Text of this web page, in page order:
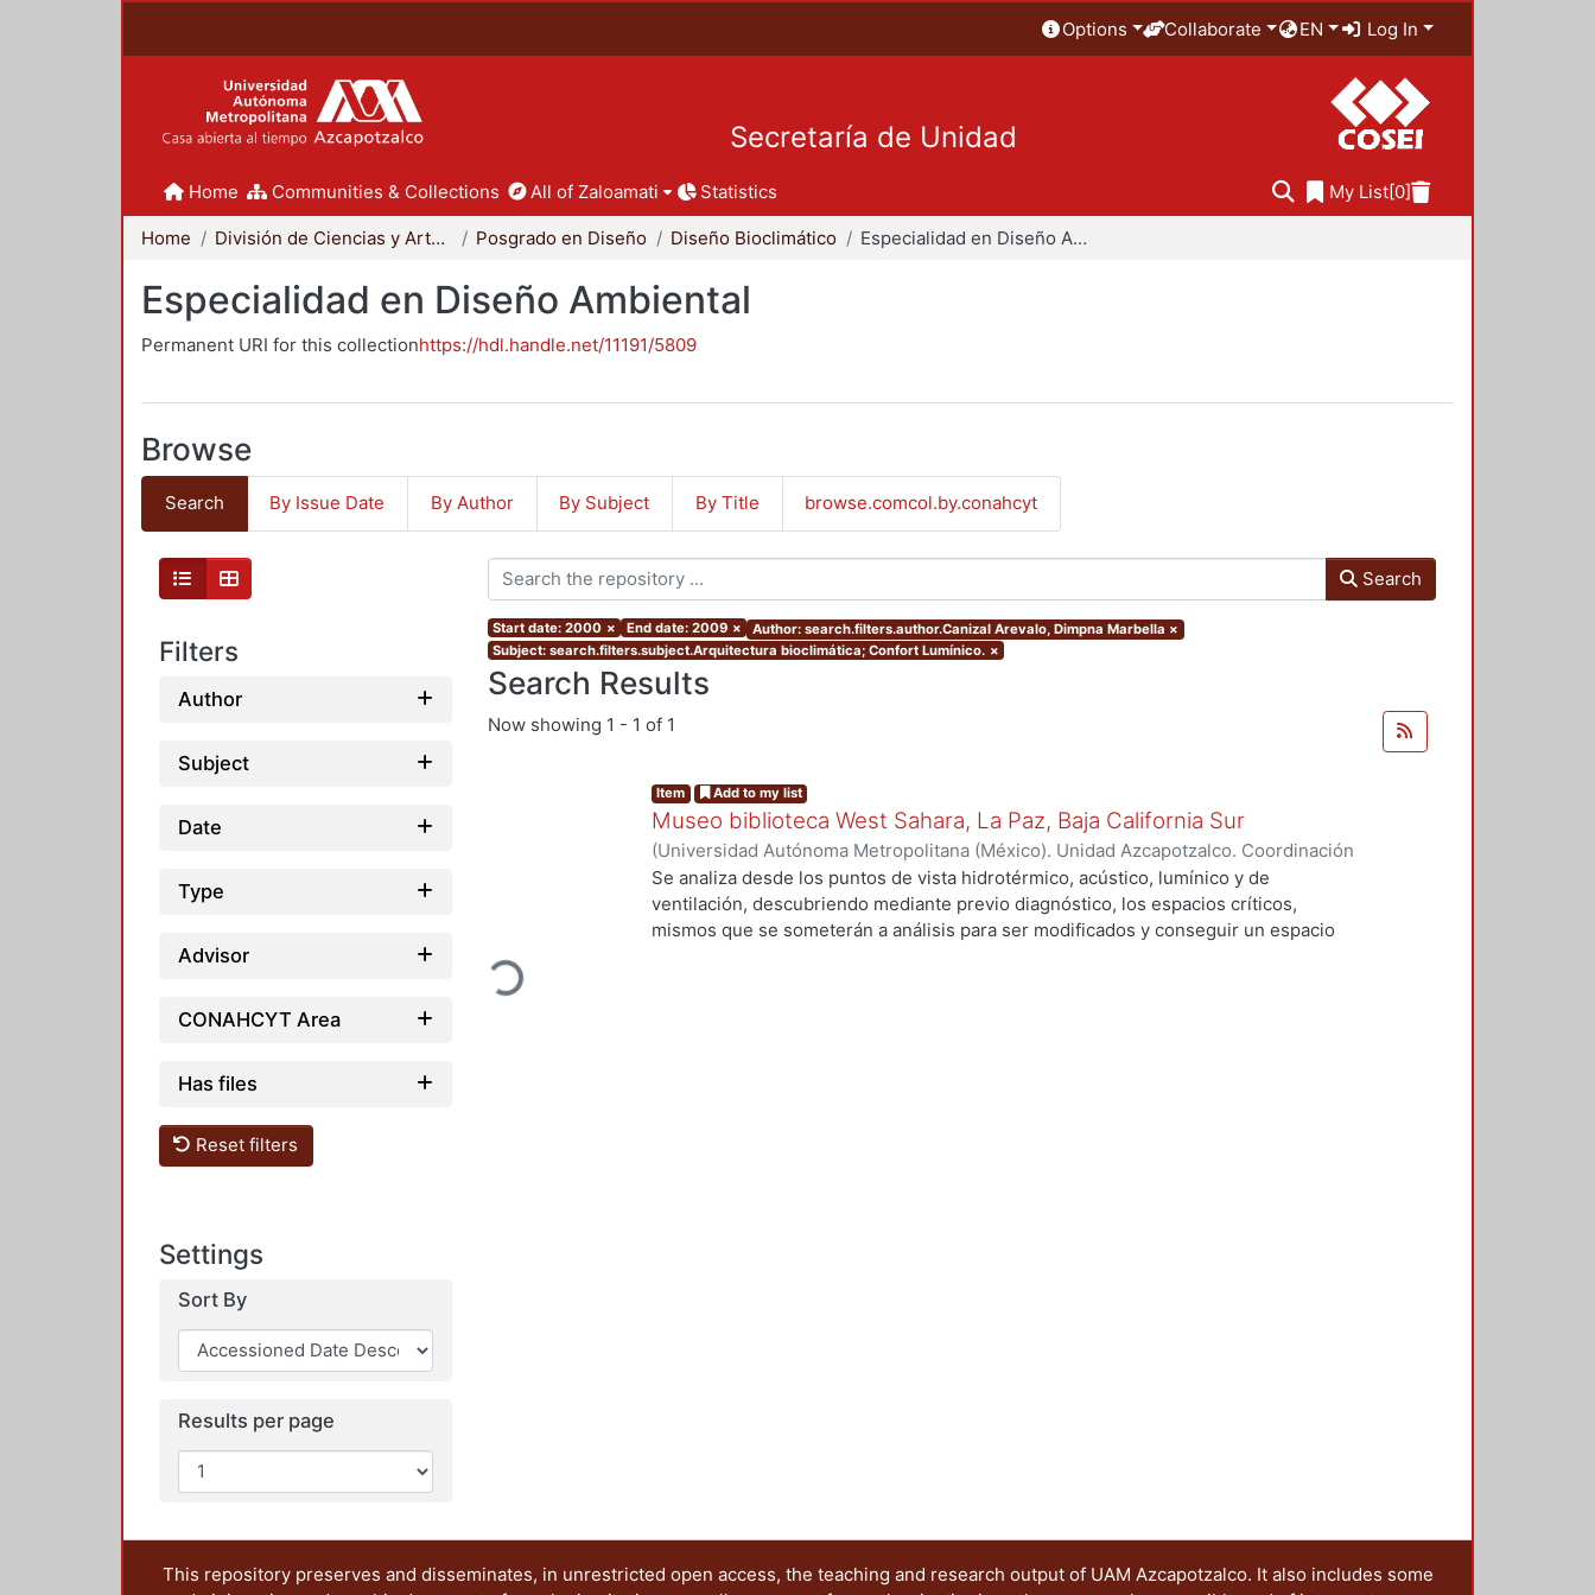
Options Collaborate EN Log In
Secretaría de Unidad
Home Communities & Collections All of Zaloamati Statistics My List[0]
Home División de Ciencias y Artes para el Diseño Posgrado en Diseño Diseño Bioclimático Especialidad en Diseño Ambiental
Especialidad en Diseño Ambiental
Permanent URI for this collectionhttps://hdl.handle.net/11191/5809
Browse
Search By Issue Date By Author By Subject By Title browse.comcol.by.conahcyt
Filters
Author
Subject
Date
Type
Advisor
CONAHCYT Area
Has files
Reset filters
Settings
Sort By
Results per page
Search
Start date: 2000 × End date: 2009 × Author: search.filters.author.Canizal Arevalo, Dimpna Marbella ×
Subject: search.filters.subject.Arquitectura bioclimática; Confort Lumínico. ×
Search Results
Now showing 1 - 1 of 1
Loading...
Item Add to my list
Museo biblioteca West Sahara, La Paz, Baja California Sur
(Universidad Autónoma Metropolitana (México). Unidad Azcapotzalco. Coordinación
de Servicios de Información. ,2005)Canizal Arevalo, Dimpna Marbella
Se analiza desde los puntos de vista hidrotérmico, acústico, lumínico y de
ventilación, descubriendo mediante previo diagnóstico, los espacios críticos,
mismos que se someterán a análisis para ser modificados y conseguir un espacio
This repository preserves and disseminates, in unrestricted open access, the teaching and research output of UAM Azcapotzalco. It also includes some